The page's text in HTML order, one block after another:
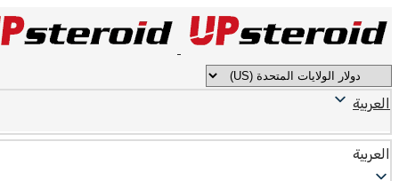
العربية
العربية